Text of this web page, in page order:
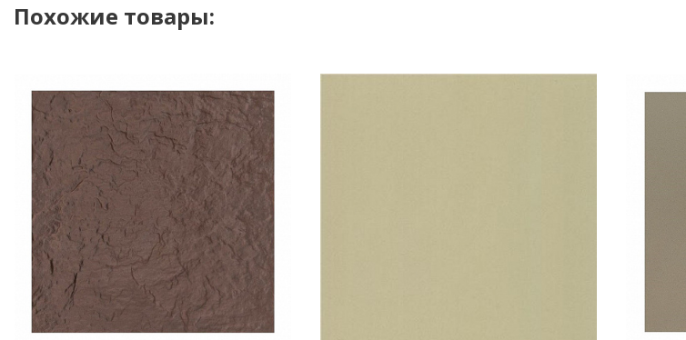
Похожие товары: